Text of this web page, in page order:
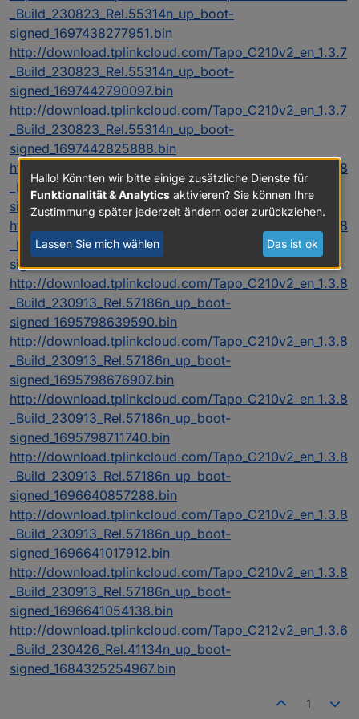
_Build_230823_Rel.55314n_up_boot-
signed_1697438277951.bin
http://download.tplinkcloud.com/Tapo_C210v2_en_1.3.7
_Build_230823_Rel.55314n_up_boot-
signed_1697442790097.bin
http://download.tplinkcloud.com/Tapo_C210v2_en_1.3.7
_Build_230823_Rel.55314n_up_boot-
signed_1697442825888.bin
http://download.tplinkcloud.com/Tapo_C210v2_en_1.3.8
_Build_230913_Rel.57186n_up_boot-
signed_1695798525210.bin
http://download.tplinkcloud.com/Tapo_C210v2_en_1.3.8
_Build_230913_Rel.57186n_up_boot-
signed_1695798602228.bin
http://download.tplinkcloud.com/Tapo_C210v2_en_1.3.8
_Build_230913_Rel.57186n_up_boot-
signed_1695798639590.bin
http://download.tplinkcloud.com/Tapo_C210v2_en_1.3.8
_Build_230913_Rel.57186n_up_boot-
signed_1695798676907.bin
http://download.tplinkcloud.com/Tapo_C210v2_en_1.3.8
_Build_230913_Rel.57186n_up_boot-
signed_1695798711740.bin
http://download.tplinkcloud.com/Tapo_C210v2_en_1.3.8
_Build_230913_Rel.57186n_up_boot-
signed_1696640857288.bin
http://download.tplinkcloud.com/Tapo_C210v2_en_1.3.8
_Build_230913_Rel.57186n_up_boot-
signed_1696641017912.bin
http://download.tplinkcloud.com/Tapo_C210v2_en_1.3.8
_Build_230913_Rel.57186n_up_boot-
signed_1696641054138.bin
http://download.tplinkcloud.com/Tapo_C212v2_en_1.3.6
_Build_230426_Rel.41134n_up_boot-
signed_1684325254967.bin
1
Hallo! Könnten wir bitte einige zusätzliche Dienste für
Funktionalität & Analytics aktivieren? Sie können Ihre
Zustimmung später jederzeit ändern oder zurückziehen.
Lassen Sie mich wählen Das ist ok